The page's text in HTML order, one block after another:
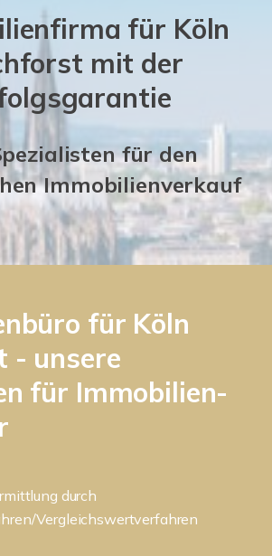
für Köln
mit der
für den
Immobilienverkauf
für Köln
- unsere
für Immobilien-
durch
Vergleichswertverfahren